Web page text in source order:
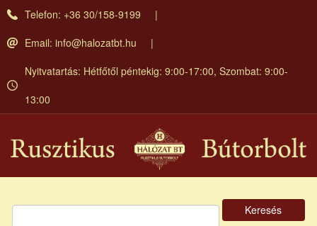
Ugrás
Telefon: +36 30/158-9199
Email: info@halozatbt.hu
Nyitvatartás: Hétfőtől péntekig: 9:00-17:00, Szombat: 9:00-
13:00
Keresés